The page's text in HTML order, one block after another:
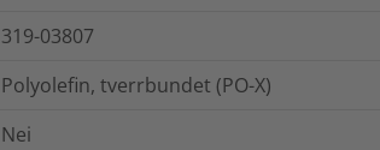
319-03807
Polyolefin, tverrbundet (PO-X)
Nei